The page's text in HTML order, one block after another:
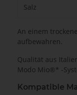
Salz
An einem
aufbewahren.
Qualität aus
Modo Mio®* -
Kompatible